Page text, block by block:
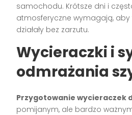
samochodu. Krótsze dni i
atmosferyczne wymagają, aby
działały bez zarzutu.
Wycieraczki i
odmrażania
Przygotowanie wycieraczek
pomijanym, ale bardzo